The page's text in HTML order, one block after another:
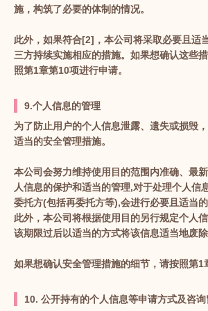
施，构筑了必要的体制的情况。
此外，如果符合[2]，本公司将采取必要且适
三方持续实施相应的措施。如果想确认这些
照第1章第10项进行申请。
9.个人信息的管理
为了防止用户的个人信息泄露、遗失或损毁
适当的安全管理措施。
本公司会努力维持使用目的范围内准确、最
人信息的保护和适当的管理,对于处理个人信
委托方(包括再委托方等),会进行必要且适当的
此外，本公司将根据使用目的另行规定个人
该期限过后以适当的方式将该信息适当地废除
如果想确认安全管理措施的细节，请按照第1
10. 公开持有的个人信息等申请方式及咨询